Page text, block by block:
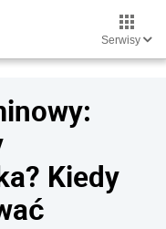
Serwisy
Kiedy